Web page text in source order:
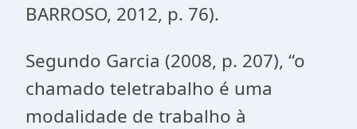
BARROSO, 2012, p. 76).
Segundo Garcia (2008, p. 207), “o
chamado teletrabalho é uma
modalidade de trabalho à